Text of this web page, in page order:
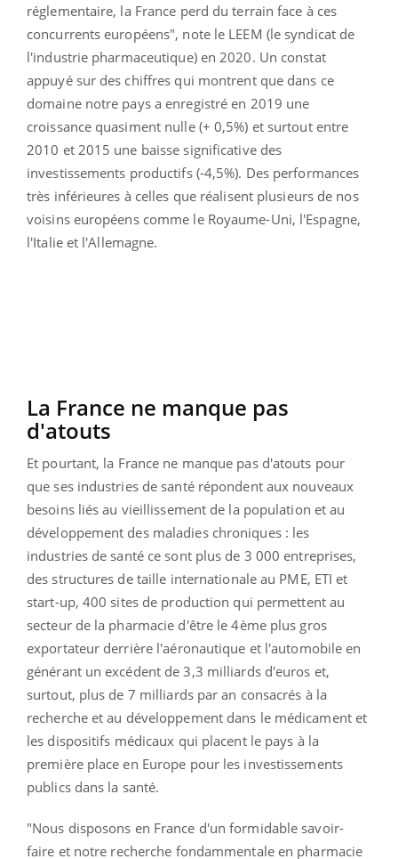
réglementaire, la France perd du terrain face à ces
concurrents européens", note le LEEM (le syndicat de
l'industrie pharmaceutique) en 2020. Un constat
appuyé sur des chiffres qui montrent que dans ce
domaine notre pays a enregistré en 2019 une
croissance quasiment nulle (+ 0,5%) et surtout entre
2010 et 2015 une baisse significative des
investissements productifs (-4,5%). Des performances
très inférieures à celles que réalisent plusieurs de nos
voisins européens comme le Royaume-Uni, l'Espagne,
l'Italie et l'Allemagne.
La France ne manque pas
d'atouts
Et pourtant, la France ne manque pas d'atouts pour
que ses industries de santé répondent aux nouveaux
besoins liés au vieillissement de la population et au
développement des maladies chroniques : les
industries de santé ce sont plus de 3 000 entreprises,
des structures de taille internationale au PME, ETI et
start-up, 400 sites de production qui permettent au
secteur de la pharmacie d'être le 4ème plus gros
exportateur derrière l'aéronautique et l'automobile en
générant un excédent de 3,3 milliards d'euros et,
surtout, plus de 7 milliards par an consacrés à la
recherche et au développement dans le médicament et
les dispositifs médicaux qui placent le pays à la
première place en Europe pour les investissements
publics dans la santé.
"Nous disposons en France d'un formidable savoir-
faire et notre recherche fondammentale en pharmacie